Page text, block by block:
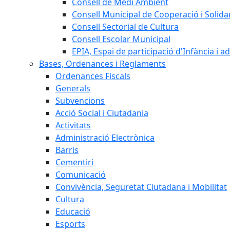
Consell Municipal de Cooperació i
Consell Sectorial de Cultura
Consell Escolar Municipal
EPIA, Espai de participació d'Infància i
Bases, Ordenances i Reglaments
Ordenances Fiscals
Generals
Subvencions
Acció Social i Ciutadania
Activitats
Administració Electrònica
Barris
Cementiri
Comunicació
Convivència, Seguretat Ciutadana i Mobilitat
Cultura
Educació
Esports